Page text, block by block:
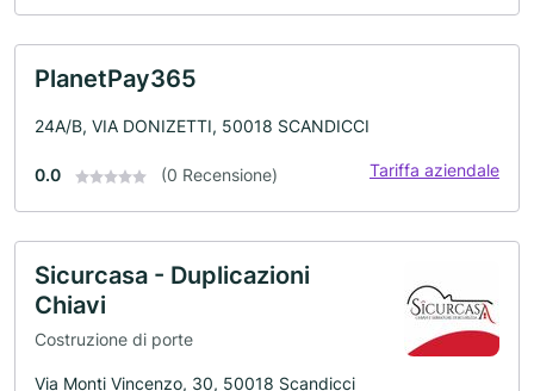
PlanetPay365
24A/B, VIA DONIZETTI, 50018 SCANDICCI
0.0 (0 Recensione) Tariffa aziendale
Sicurcasa - Duplicazioni
Chiavi
Costruzione di porte
Via Monti Vincenzo, 30, 50018 Scandicci